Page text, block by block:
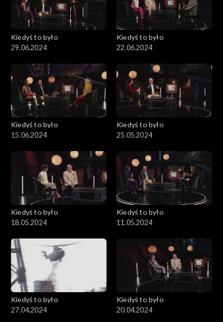
Kiedyś to było
29.06.2024
Kiedyś to było
22.06.2024
Kiedyś to było
15.06.2024
Kiedyś to było
25.05.2024
Kiedyś to było
18.05.2024
Kiedyś to było
11.05.2024
Kiedyś to było
27.04.2024
Kiedyś to było
20.04.2024